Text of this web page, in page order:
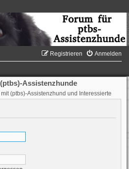
Anmelden
Registrieren
Assistenzhunde
(ptbs)-Assistenzhund und Interessierte